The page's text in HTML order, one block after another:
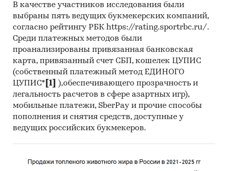
В качестве участников исследования были
выбраны пять ведущих букмекерских компаний,
согласно рейтингу РБК https://rating.sportrbc.ru/.
Среди платежных методов были
проанализированы привязанная банковская
карта, привязанный счет СБП, кошелек ЦУПИС
(собственный платежный метод ЕДИНОГО
ЦУПИС* [1]
),обеспечивающего прозрачность и
легальность расчетов в сфере азартных игр),
мобильные платежи, SberPay и прочие способы
пополнения и снятия средств, доступные у
ведущих российских букмекеров.